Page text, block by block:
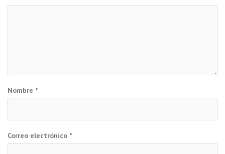
Nombre *
Correo electrónico *